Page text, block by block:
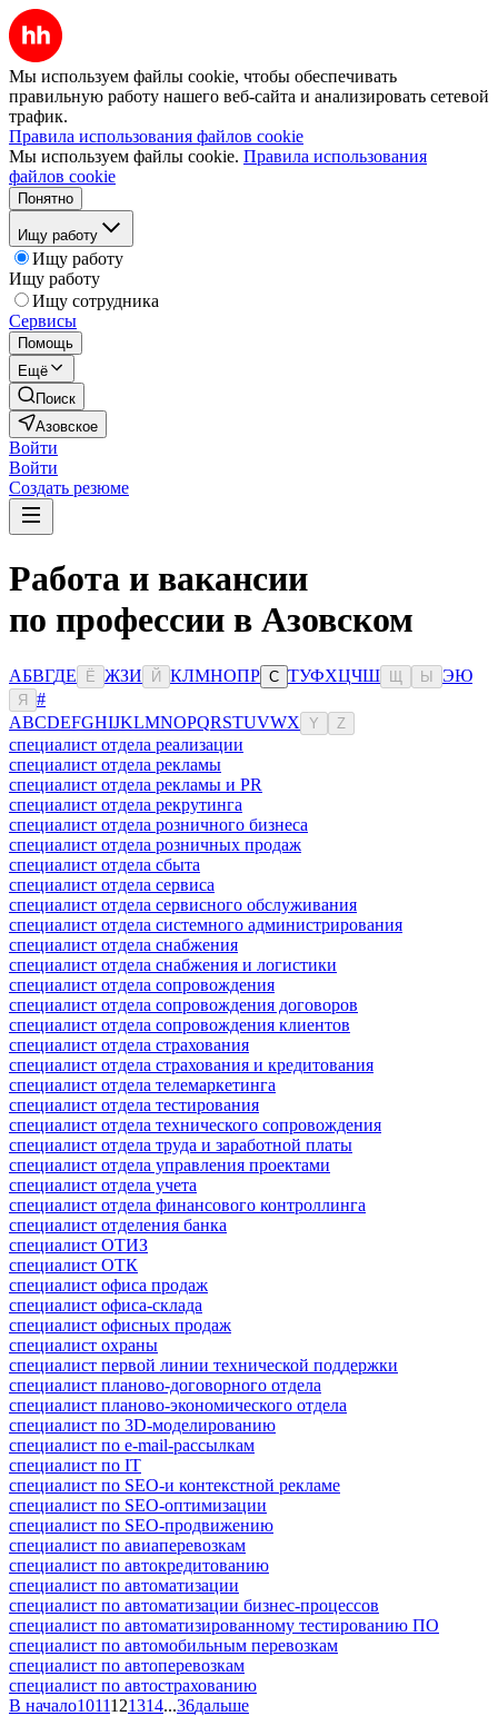
Мы используем файлы cookie, чтобы обеспечивать
правильную работу нашего веб-сайта и анализировать сетевой
трафик.
Правила использования файлов cookie
Мы используем файлы cookie. Правила использования
файлов cookie
Понятно
Ищу работу
Ищу работу
Ищу работу
Ищу сотрудника
Сервисы
Помощь
Ещё
Поиск
Азовское
Войти
Войти
Создать резюме
Работа и вакансии
по профессии в Азовском
АБВГДЕ Ё ЖЗИ Й КЛМНОПР С ТУФХЦЧШ Ы ЭЮ
Я
#
ABCDEFGHIJKLMNOPQRSTUVWX Y Z
специалист отдела реализации
специалист отдела рекламы
специалист отдела рекламы и PR
специалист отдела рекрутинга
специалист отдела розничного бизнеса
специалист отдела розничных продаж
специалист отдела сбыта
специалист отдела сервиса
специалист отдела сервисного обслуживания
специалист отдела системного администрирования
специалист отдела снабжения
специалист отдела снабжения и логистики
специалист отдела сопровождения
специалист отдела сопровождения договоров
специалист отдела сопровождения клиентов
специалист отдела страхования
специалист отдела страхования и кредитования
специалист отдела телемаркетинга
специалист отдела тестирования
специалист отдела технического сопровождения
специалист отдела труда и заработной платы
специалист отдела управления проектами
специалист отдела учета
специалист отдела финансового контроллинга
специалист отделения банка
специалист ОТИЗ
специалист ОТК
специалист офиса продаж
специалист офиса-склада
специалист офисных продаж
специалист охраны
специалист первой линии технической поддержки
специалист планово-договорного отдела
специалист планово-экономического отдела
специалист по 3D-моделированию
специалист по e-mail-рассылкам
специалист по IT
специалист по SEO-и контекстной рекламе
специалист по SEO-оптимизации
специалист по SEO-продвижению
специалист по авиаперевозкам
специалист по автокредитованию
специалист по автоматизации
специалист по автоматизации бизнес-процессов
специалист по автоматизированному тестированию ПО
специалист по автомобильным перевозкам
специалист по автоперевозкам
специалист по автострахованию
В начало1011121314...36дальше